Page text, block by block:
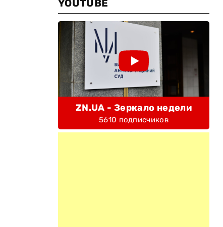
YOUTUBE
ZN.UA - Зеркало недели
5610 подписчиков